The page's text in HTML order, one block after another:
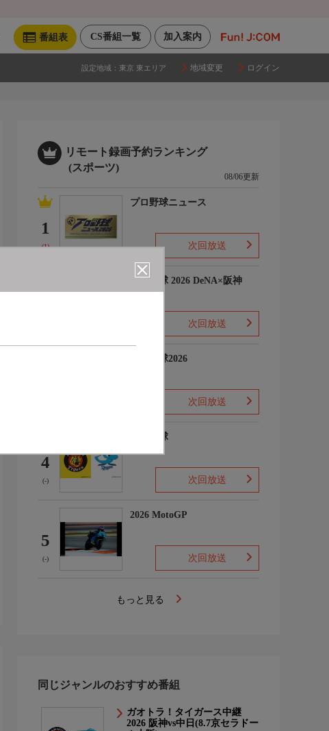
加入案内
CS番組一覧
番組表
設定地域： 東京 東エリア 地域変更 ログイン
リモート録画予約ランキング
(スポーツ)
08/06更新
1
(1)
プロ野球ニュース
次回放送
プロ野球 2026 DeNA×阪神
次回放送
プロ野球2026
次回放送
4
(-)
プロ野球
次回放送
5
(-)
2026 MotoGP
次回放送
もっと見る
同じジャンルのおすすめ番組
ガオトラ！タイガース中継
2026 阪神vs中日(8.7京セラドー